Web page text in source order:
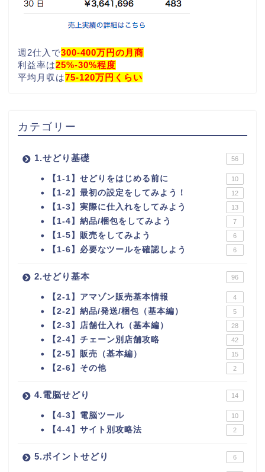
週2仕入で300-400万円の月商
利益率は25%-30%程度
平均月収は75-120万円くらい
カテゴリー
1.せどり基礎 56
【1-1】せどりをはじめる前に 10
【1-2】最初の設定をしてみよう！ 12
【1-3】実際に仕入れをしてみよう 13
【1-4】納品/梱包をしてみよう 7
【1-5】販売をしてみよう 6
【1-6】必要なツールを確認しよう 6
2.せどり基本 96
【2-1】アマゾン販売基本情報 4
【2-2】納品/発送/梱包（基本編） 5
【2-3】店舗仕入れ（基本編） 28
【2-4】チェーン別店舗攻略 42
【2-5】販売（基本編） 15
【2-6】その他 2
4.電脳せどり 14
【4-3】電脳ツール 10
【4-4】サイト別攻略法 2
5.ポイントせどり 6